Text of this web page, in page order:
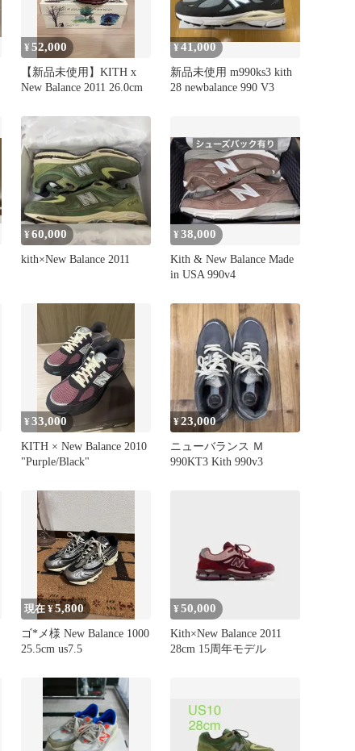
¥52,000
【新品未使用】KITH x
New Balance 2011 26.0cm
¥41,000
新品未使用 m990ks3 kith
28 newbalance 990 V3
¥60,000
kith×New Balance 2011
¥38,000
Kith & New Balance Made
in USA 990v4
¥33,000
KITH × New Balance 2010
"Purple/Black"
¥23,000
ニューバランス Ｍ
990KT3 Kith 990v3
現在 ¥5,800
ゴ*メ様 New Balance 1000
25.5cm us7.5
¥50,000
Kith×New Balance 2011
28cm 15周年モデル